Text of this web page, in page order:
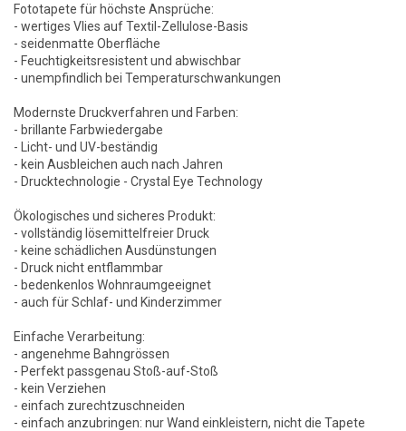
Fototapete für höchste Ansprüche:
- wertiges Vlies auf Textil-Zellulose-Basis
- seidenmatte Oberfläche
- Feuchtigkeitsresistent und abwischbar
- unempfindlich bei Temperaturschwankungen
Modernste Druckverfahren und Farben:
- brillante Farbwiedergabe
- Licht- und UV-beständig
- kein Ausbleichen auch nach Jahren
- Drucktechnologie - Crystal Eye Technology
Ökologisches und sicheres Produkt:
- vollständig lösemittelfreier Druck
- keine schädlichen Ausdünstungen
- Druck nicht entflammbar
- bedenkenlos Wohnraumgeeignet
- auch für Schlaf- und Kinderzimmer
Einfache Verarbeitung:
- angenehme Bahngrössen
- Perfekt passgenau Stoß-auf-Stoß
- kein Verziehen
- einfach zurechtzuschneiden
- einfach anzubringen: nur Wand einkleistern, nicht die Tapete